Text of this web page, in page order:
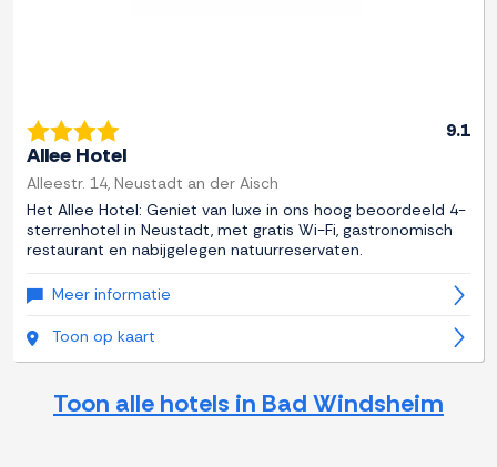
9.1
Allee Hotel
Alleestr. 14, Neustadt an der Aisch
Het Allee Hotel: Geniet van luxe in ons hoog beoordeeld 4-
sterrenhotel in Neustadt, met gratis Wi-Fi, gastronomisch
restaurant en nabijgelegen natuurreservaten.
Meer informatie
Toon op kaart
Toon alle hotels in Bad Windsheim